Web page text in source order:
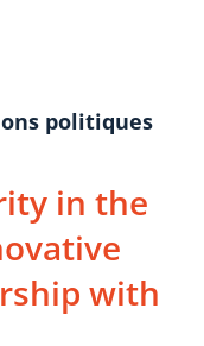
politiques
in the
with